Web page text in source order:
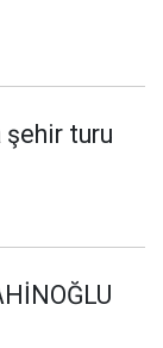
şehir turu